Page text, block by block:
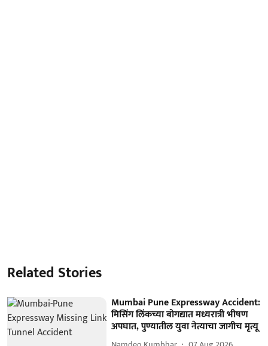
Related Stories
Mumbai Pune Expressway Accident:
मिसिंग लिंकच्या बोगद्यात मध्यरात्री भीषण
अपघात, पुण्यातील युवा नेत्याचा जागीच मृत्यू